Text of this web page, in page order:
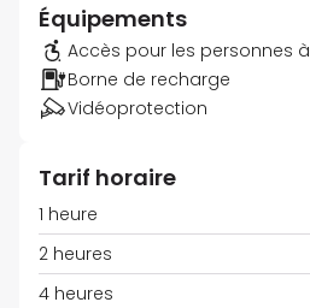
Équipements
Accès pour les personnes
Borne de recharge
Vidéoprotection
Tarif horaire
1 heure
2 heures
4 heures